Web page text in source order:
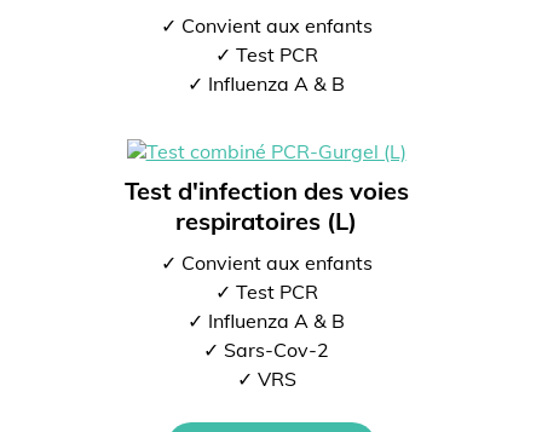
✓ Convient aux enfants
✓ Test PCR
✓ Influenza A & B
Test d'infection des voies
respiratoires (L)
✓ Convient aux enfants
✓ Test PCR
✓ Influenza A & B
✓ Sars-Cov-2
✓ VRS